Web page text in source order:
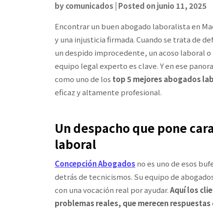
bycomunicados Posted onjunio 11, 2025
Encontrar un buen abogado laboralista en
y una injusticia firmada. Cuando se trata de
un despido improcedente, un acoso laboral
equipo legal experto es clave. Y en ese
como uno de los top 5 mejores abogados
eficaz y altamente profesional.
Un despacho que pone
laboral
Concepción Abogadosno es uno de esos
detrás de tecnicismos. Su equipo de
con una vocación real por ayudar.Aquí los
problemas reales, que merecen